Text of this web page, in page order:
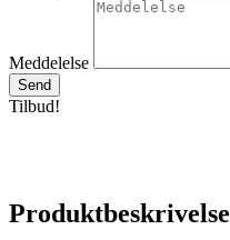
Meddelelse
Send
Tilbud!
Produktbeskrivelse